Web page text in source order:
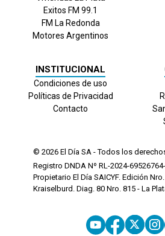
Exitos FM 99.1
FM La Redonda
Motores Argentinos
INSTITUCIONAL
Condiciones de uso
Políticas de Privacidad
Contacto
© 2026 El Día SA - Todos los
Registro DNDA Nº RL-2024-
Propietario El Día SAICYF. Edición Nro.
Kraiselburd. Diag. 80 Nro. 815 - La